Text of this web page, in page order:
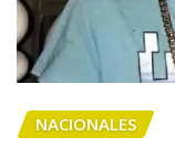
NACIONALES